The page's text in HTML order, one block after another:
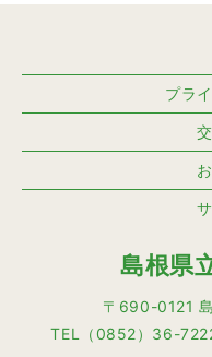
プラ
島根県
〒690-0121
TEL（0852）36-